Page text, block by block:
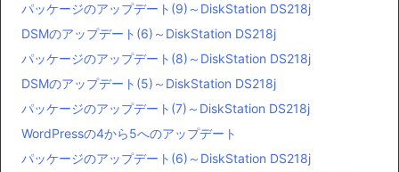
パッケージのアップデート(9)～DiskStation DS218j
DSMのアップデート(6)～DiskStation DS218j
パッケージのアップデート(8)～DiskStation DS218j
DSMのアップデート(5)～DiskStation DS218j
パッケージのアップデート(7)～DiskStation DS218j
WordPressの4から5へのアップデート
パッケージのアップデート(6)～DiskStation DS218j